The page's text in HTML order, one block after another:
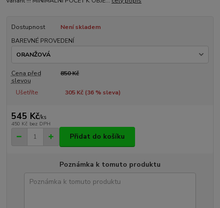
Dostupnost
Není skladem
BAREVNÉ PROVEDENÍ
Cena před
slevou
850 Kč
Ušetříte 305 Kč (36% sleva)
545 Kč/ks
450 Kč bez DPH
Přidat do košíku
Poznámka k tomuto produktu